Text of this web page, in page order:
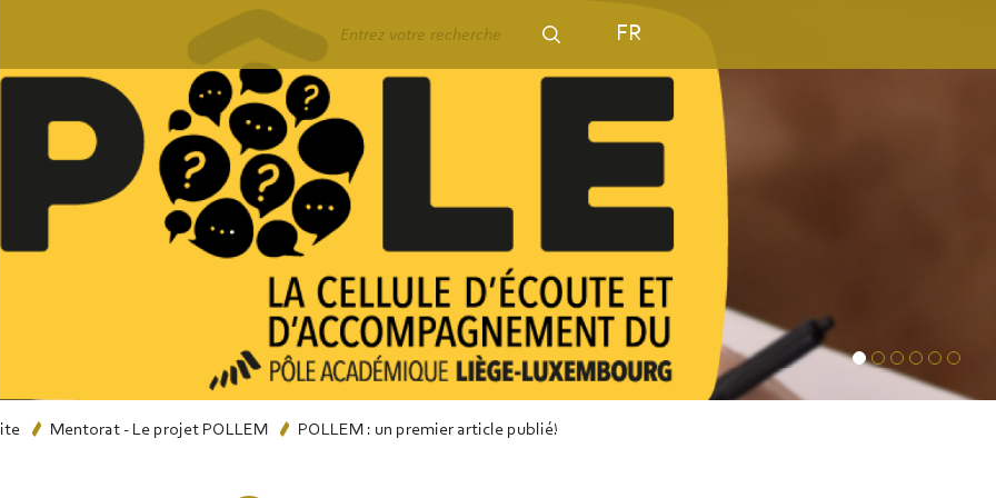
FR
Mentorat - Le projet POLLEM POLLEM : un premier article publié!